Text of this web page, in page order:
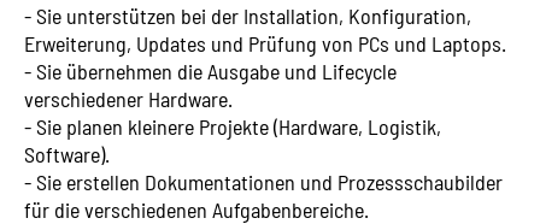
- Sie unterstützen bei der Installation, Konfiguration,
Erweiterung, Updates und Prüfung von PCs und Laptops.
- Sie übernehmen die Ausgabe und Lifecycle
verschiedener Hardware.
- Sie planen kleinere Projekte (Hardware, Logistik,
Software).
- Sie erstellen Dokumentationen und Prozessschaubilder
für die verschiedenen Aufgabenbereiche.